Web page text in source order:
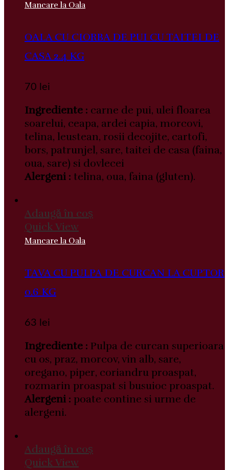
Mancare la Oala
OALA CU CIORBA DE PUI CU TAITEI DE
CASA 2.4 KG
70 lei
Ingrediente : carne de pui, ulei floarea
soarelui, ceapa, ardei capia, morcovi,
telina, leustean, rosii decojite, cartofi,
bors, patrunjel, sare, taitei de casa (faina,
oua, sare) si dovlecei
Alergeni : telina, oua, faina (gluten).
Adaugă în coș
Quick View
Mancare la Oala
TAVA CU PULPA DE CURCAN LA CUPTOR
0.6 KG
63 lei
Ingrediente : Pulpa de curcan superioara
cu os, praz, morcov, vin alb, sare,
oregano, piper, coriandru proaspat,
rozmarin proaspat si busuioc proaspat.
Alergeni : poate contine si urme de
alergeni.
Adaugă în coș
Quick View